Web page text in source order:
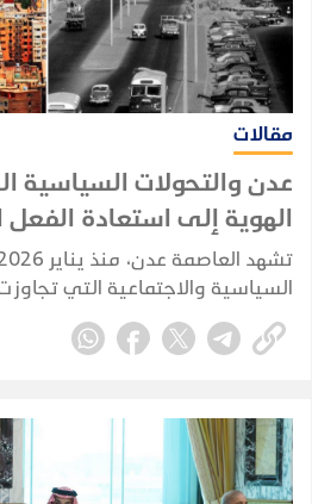
مقالات
عدن والتحولات السياسية
الهوية إلى استعادة
السياسية والاجتماعية التي
السياسي التقليدي، لتلامس
وتعيد طرح أسئلة مؤجلة حول